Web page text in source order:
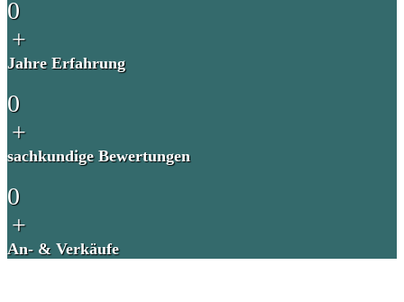
0
+
Jahre Erfahrung
0
+
sachkundige Bewertungen
0
+
An- & Verkäufe